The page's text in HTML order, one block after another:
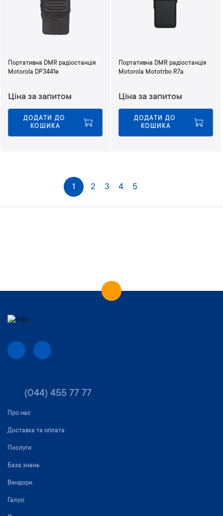
Портативна DMR радіостанція
Motorola DP3441e
Ціна за запитом
ДОДАТИ ДО
КОШИКА
Портативна DMR радіостанція
Motorola Mototrbo R7a
Ціна за запитом
ДОДАТИ ДО
КОШИКА
1 2 3 4 5
(044) 455 77 77
Про нас
Доставка та оплата
Послуги
База знань
Вендори
Галузі